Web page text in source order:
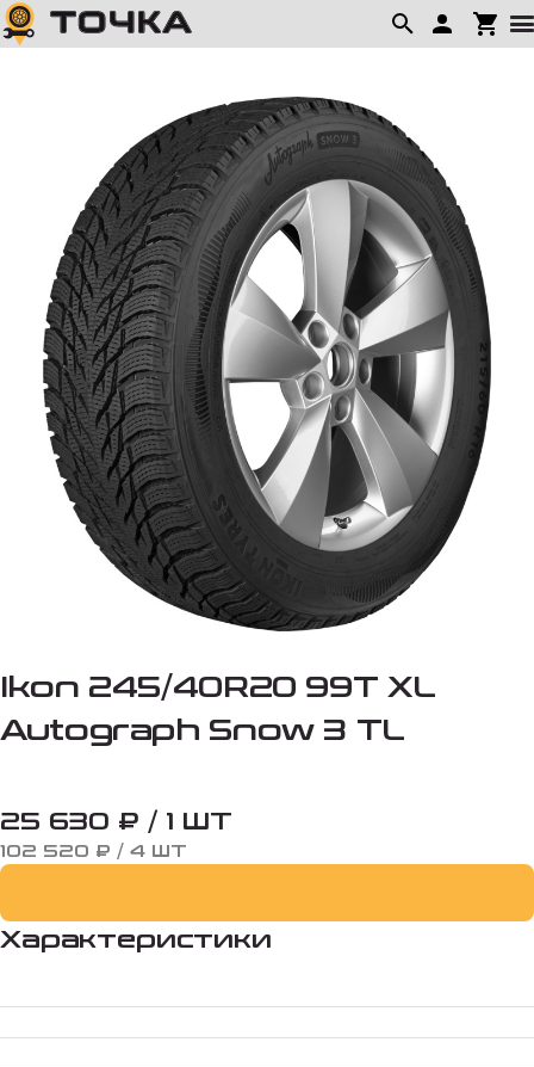
Ikon 245/40R20 99T XL
Autograph Snow 3 TL
25 630 ₽ / 1 ШТ
102 520 ₽ / 4 ШТ
Характеристики